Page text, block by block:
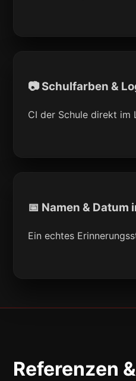
📷 Schulfarben &
CI der Schule direkt im
📅 Namen & Datum
Ein echtes
Referenzen